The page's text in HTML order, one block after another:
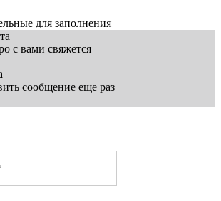
для заполнения
с вами свяжется
сообщение еще раз